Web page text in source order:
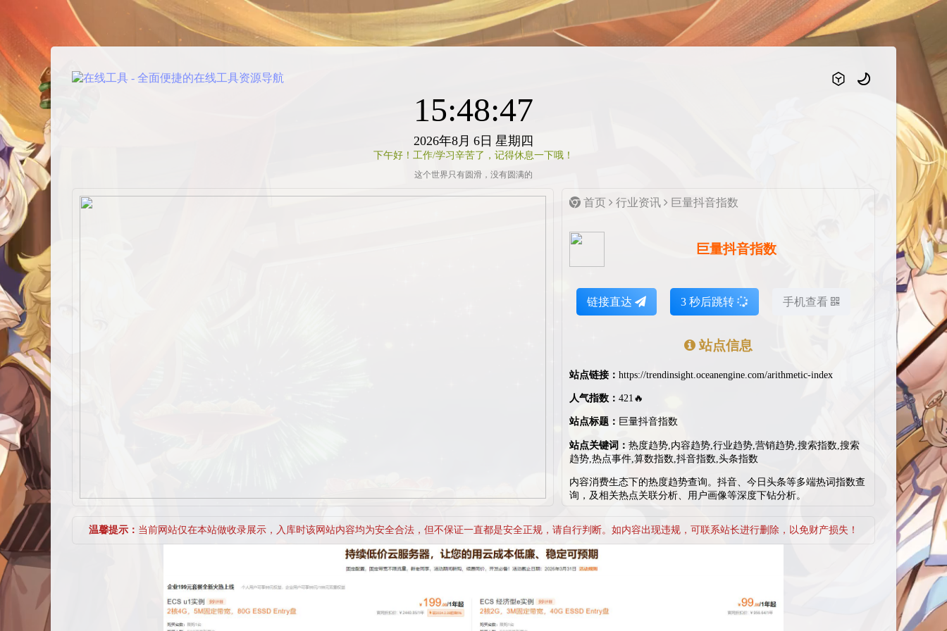
15:48:47
2026年8月 6日 星期四
下午好！工作/学习辛苦了，记得休息一下哦！
这个世界只有圆滑，没有圆满的
首页 行业资讯 巨量抖音指数
巨量抖音指数
链接直达 2秒后跳转 手机查看
站点信息
站点链接：https://trendinsight.oceanengine.com/arithmetic-index
人气指数：421🔥
站点标题： 巨量抖音指数
站点关键词：热度趋势,内容趋势,行业趋势,营销趋势,搜索指数,搜索
趋势,热点事件,算数指数,抖音指数,头条指数
内容消费生态下的热度趋势查询。抖音、今日头条等多端热词指数查
询，及相关热点关联分析、用户画像等深度下钻分析。
温馨提示： 当前网站仅在本站做收录展示，入库时该网站内容均为安全合法，但不保证一直都是安全正规，请自行判断。如内容出现违规，可联系站长进行删除，以免财产损失！